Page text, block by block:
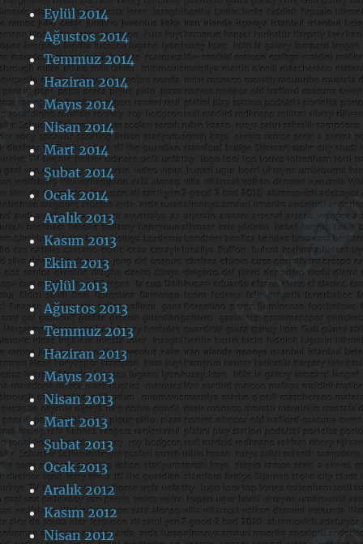
Eylül 2014
Ağustos 2014
Temmuz 2014
Haziran 2014
Mayıs 2014
Nisan 2014
Mart 2014
Şubat 2014
Ocak 2014
Aralık 2013
Kasım 2013
Ekim 2013
Eylül 2013
Ağustos 2013
Temmuz 2013
Haziran 2013
Mayıs 2013
Nisan 2013
Mart 2013
Şubat 2013
Ocak 2013
Aralık 2012
Kasım 2012
Nisan 2012